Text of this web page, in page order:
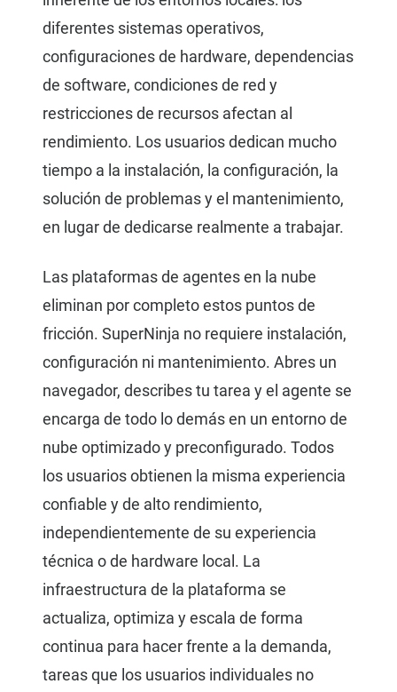
diferentes sistemas operativos,
configuraciones de hardware, dependencias
de software, condiciones de red y
restricciones de recursos afectan al
rendimiento. Los usuarios dedican mucho
tiempo a la instalación, la configuración, la
solución de problemas y el mantenimiento,
en lugar de dedicarse realmente a trabajar.
Las plataformas de agentes en la nube
eliminan por completo estos puntos de
fricción. SuperNinja no requiere instalación,
configuración ni mantenimiento. Abres un
navegador, describes tu tarea y el agente se
encarga de todo lo demás en un entorno de
nube optimizado y preconfigurado. Todos
los usuarios obtienen la misma experiencia
confiable y de alto rendimiento,
independientemente de su experiencia
técnica o de hardware local. La
infraestructura de la plataforma se
actualiza, optimiza y escala de forma
continua para hacer frente a la demanda,
tareas que los usuarios individuales no